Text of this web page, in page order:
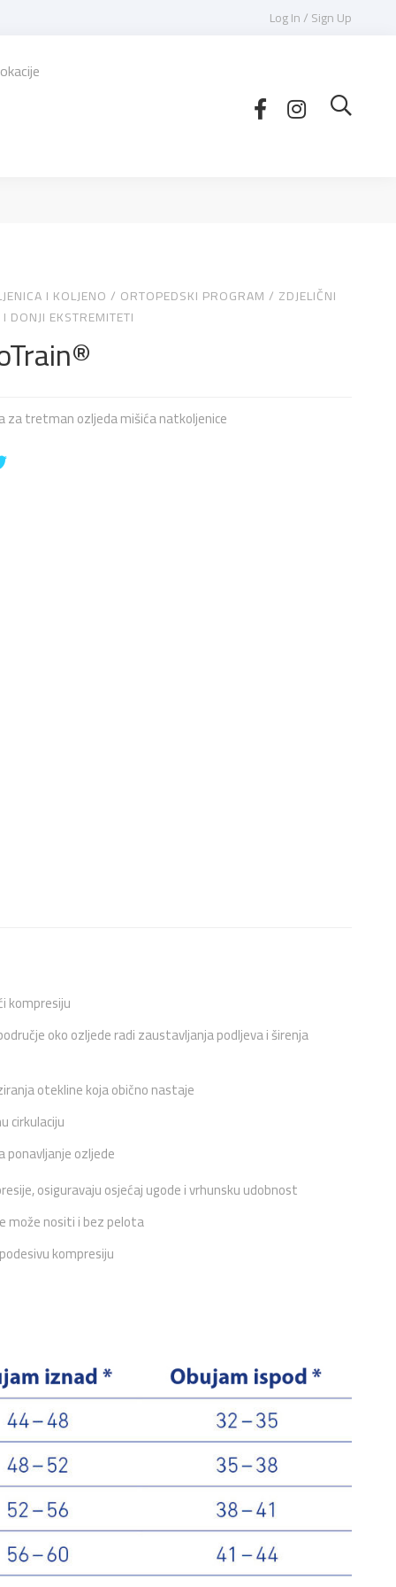
Log In / Sign Up
I KOLJENO / ORTOPEDSKI PROGRAM / ZDJELIČNI
DONJI EKSTREMITETI
za tretman ozljeda mišića natkoljenice
kompresiju
oko ozljede radi zaustavljanja podljeva i širenja
otekline koja obično nastaje
cirkulaciju
ponavljanje ozljede
osiguravaju osjećaj ugode i vrhunsku udobnost
može nositi i bez pelota
kompresiju